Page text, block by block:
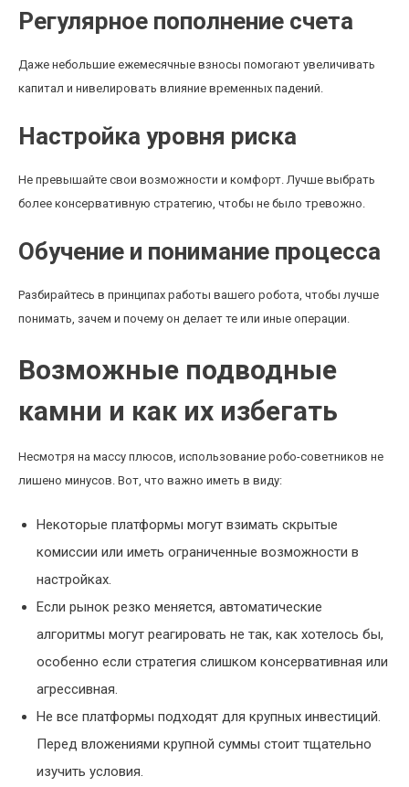
Регулярное пополнение счета
Даже небольшие ежемесячные взносы помогают увеличивать
капитал и нивелировать влияние временных падений.
Настройка уровня риска
Не превышайте свои возможности и комфорт. Лучше выбрать
более консервативную стратегию, чтобы не было тревожно.
Обучение и понимание процесса
Разбирайтесь в принципах работы вашего робота, чтобы лучше
понимать, зачем и почему он делает те или иные операции.
Возможные подводные
камни и как их избегать
Несмотря на массу плюсов, использование робо-советников не
лишено минусов. Вот, что важно иметь в виду:
Некоторые платформы могут взимать скрытые
комиссии или иметь ограниченные возможности в
настройках.
Если рынок резко меняется, автоматические
алгоритмы могут реагировать не так, как хотелось бы,
особенно если стратегия слишком консервативная или
агрессивная.
Не все платформы подходят для крупных инвестиций.
Перед вложениями крупной суммы стоит тщательно
изучить условия.